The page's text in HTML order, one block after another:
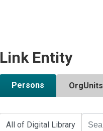
Link Entity
Persons OrgUnits
All of Digital Library